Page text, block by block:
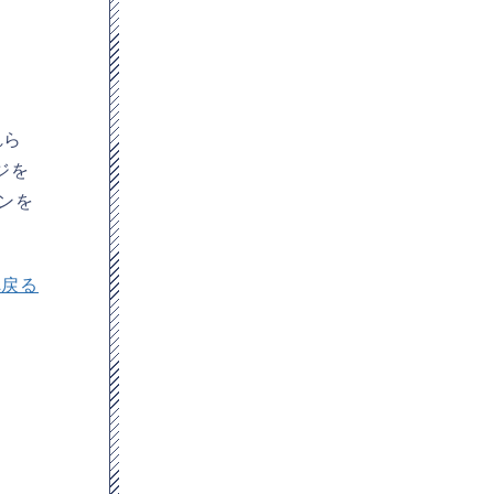
を
を
る